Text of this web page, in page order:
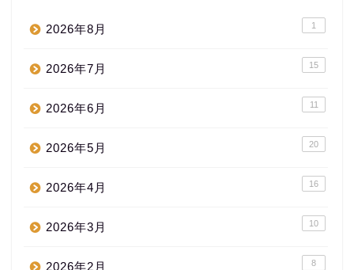
2026年8月 1
2026年7月 15
2026年6月 11
2026年5月 20
2026年4月 16
2026年3月 10
2026年2月 8